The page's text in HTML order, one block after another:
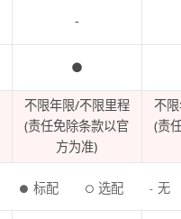
● 标配 ○ 选配 - 无
-
●
不限年限/不限里程
(责任免除条款以官
方为准)
不
(责